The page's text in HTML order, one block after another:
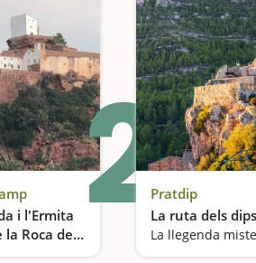
i l'Ermita
la Roca de
Els paisatges que van inspirar a Joan Miró
2Pratdip
La ruta dels